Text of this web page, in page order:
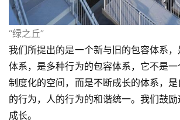
“绿之丘”
我们所提出的是一个新与旧的包容体系
体系，是多种行为的包容体系，它不是
制度化的空间，而是不断成长的体系，
的行为，人的行为的和谐统一。我们鼓
成长。